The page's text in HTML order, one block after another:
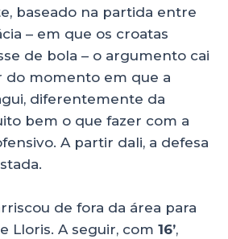
baseado na partida entre
– em que os croatas
de bola – o argumento cai
do momento em que a
diferentemente da
bem o que fazer com a
A partir dali, a defesa
de fora da área para
Lloris. A seguir, com 16’,